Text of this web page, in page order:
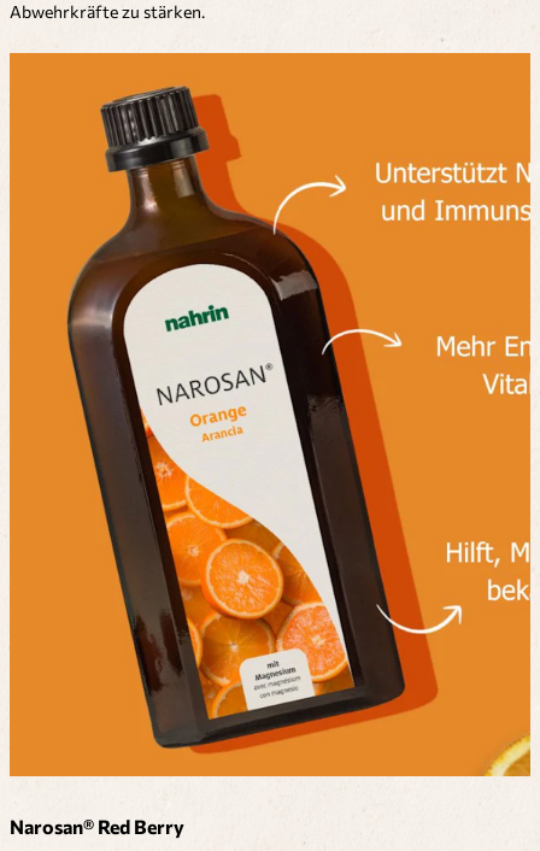
Abwehrkräfte zu stärken.
Narosan® Red Berry